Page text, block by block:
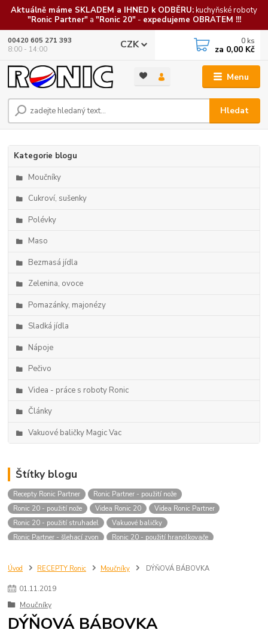
Aktuálně máme SKLADEM a IHNED k ODBĚRU:kuchyňské roboty
"Ronic Partner"a "Ronic 20"- expedujeme OBRATEM !!!
Menu
CZK
Hledat
00420 605 271 393
8:00 - 14:00
0 ks
za 0,00 Kč
Kategorie blogu
Moučníky
Cukroví, sušenky
Polévky
Maso
Bezmasá jídla
Zelenina, ovoce
Pomazánky, majonézy
Sladká jídla
Nápoje
Pečivo
Videa - práce s roboty Ronic
Články
Vakuové baličky Magic Vac
Štítky blogu
Recepty Ronic Partner
Ronic Partner - použití nože
Ronic 20 - použití nože
Videa Ronic 20
Videa Ronic Partner
Ronic 20 - použití struhadel
Vakuové baličky
Ronic Partner - šlehací zvon
Ronic 20 - použití hranolkovače
Úvod RECEPTY Ronic Moučníky DÝŇOVÁ BÁBOVKA
01.11.2019
Moučníky
DÝŇOVÁ BÁBOVKA